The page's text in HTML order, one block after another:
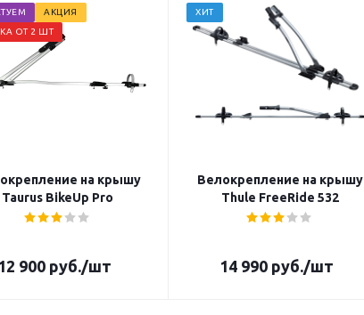
АКЦИЯ
ОТ 2 ШТ
на крышу
Taurus BikeUp Pro
12 900 руб./шт
ХИТ
Велокрепление на крышу
Thule FreeRide 532
14 990 руб./шт